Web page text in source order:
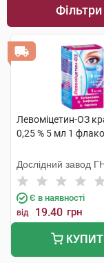
Фільтри
Левоміцетин-ОЗ
0,25 % 5 мл 1
Дослідний завод
Є в наявності
від 19.40 грн